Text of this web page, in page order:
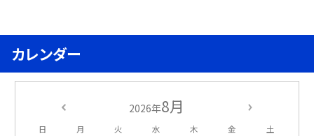
カレンダー
2026年8月
日 月 火 水 木 金 土